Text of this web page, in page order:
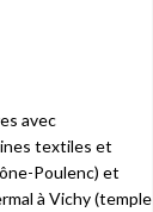
avec
textiles et
Poulenc) et
à Vichy (temple